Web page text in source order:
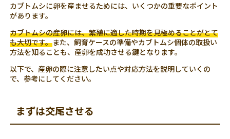
カブトムシに卵を産ませるためには、いくつかの重要なポイント
があります。
カブトムシの産卵には、繁殖に適した時期を見極めることがとて
も大切です。また、飼育ケースの準備やカブトムシ個体の取扱い
方法を知ることも、産卵を成功させる鍵となります。
以下で、産卵の際に注意したい点や対応方法を説明していくの
で、参考にしてください。
まずは交尾させる